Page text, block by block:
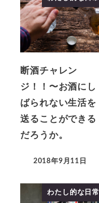
断酒チャレン
ジ！！〜お酒にし
ばられない生活を
送ることができる
だろうか。
2018年9月11日
わたし的な日常